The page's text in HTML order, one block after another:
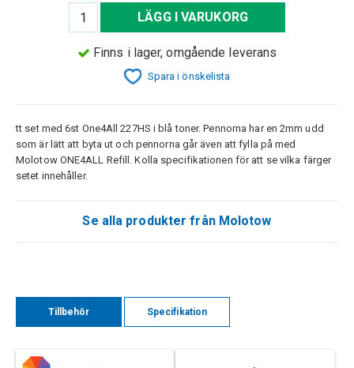
LÄGG I VARUKORG
Finns i lager, omgående leverans
Spara i önskelista
tt set med 6st One4All 227HS i blå toner. Pennorna har en 2mm udd
som är lätt att byta ut och pennorna går även att fylla på med
Molotow ONE4ALL Refill. Kolla specifikationen för att se vilka färger
setet innehåller.
Se alla produkter från Molotow
Tillbehör Specifikation